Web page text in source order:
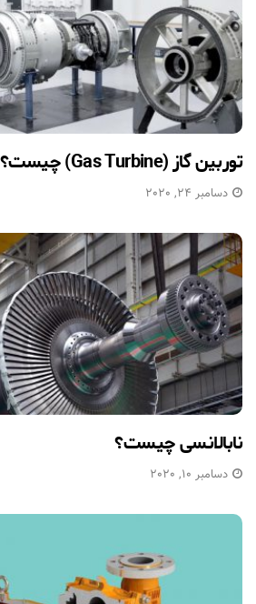
توربین گاز (Gas Turbine) چیست؟
دسامبر 24, 2020
نابالانسی چیست؟
دسامبر 10, 2020